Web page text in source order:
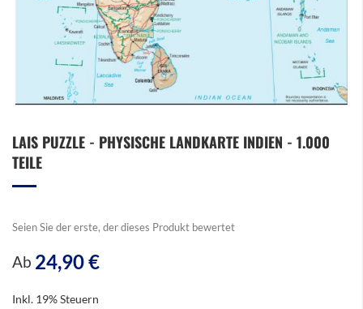
Anfang
der
LAIS PUZZLE - PHYSISCHE LANDKARTE INDIEN - 1.000
TEILE
Seien Sie der erste, der dieses Produkt bewertet
Ab 24,90 €
Inkl. 19% Steuern